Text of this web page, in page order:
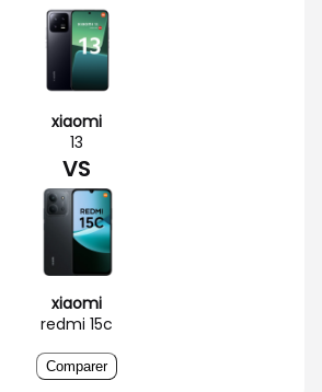
xiaomi
13
VS
xiaomi
redmi 15c
Comparer